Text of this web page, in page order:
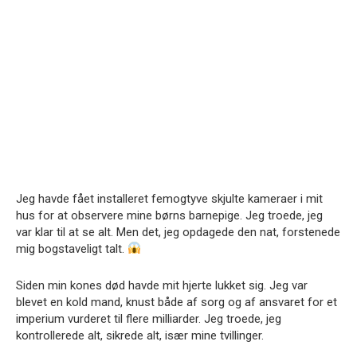
Jeg havde fået installeret femogtyve skjulte kameraer i mit
hus for at observere mine børns barnepige. Jeg troede, jeg
var klar til at se alt. Men det, jeg opdagede den nat, forstenede
mig bogstaveligt talt.
Siden min kones død havde mit hjerte lukket sig. Jeg var
blevet en kold mand, knust både af sorg og af ansvaret for et
imperium vurderet til flere milliarder. Jeg troede, jeg
kontrollerede alt, sikrede alt, især mine tvillinger.